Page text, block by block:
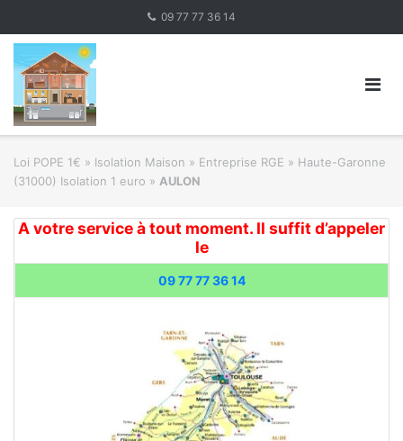
content
09 77 77 36 14
Loi POPE 1€ » Isolation Maison » Entreprise RGE » Haute-Garonne
(31000) Isolation 1 euro » AULON
A votre service à tout moment. Il suffit d’appeler
le
09 77 77 36 14